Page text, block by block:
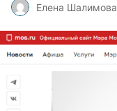
Елена Шалимова